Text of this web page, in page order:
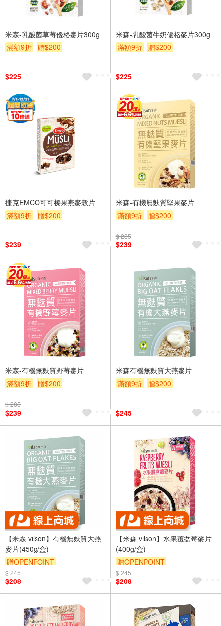
米森-乳酸菌草莓優格麥片300g
滿額9折
贈$200
$225
米森-乳酸菌牛奶優格麥片300g
滿額9折
贈$200
$225
捷克EMCO可可榛果燕麥穀片
滿額9折
贈$200
$239
米森-有機無麩質堅果麥片
滿額9折
贈$200
$ 285
$239
米森-有機無麩質野莓麥片
滿額9折
贈$200
$ 285
$239
米森有機無麩質大燕麥片
滿額9折
贈$200
$245
【米森 vilson】有機無麩質大燕
麥片(450g/盒)
贈OPENPOINT
$ 245
$208
【米森 vilson】水果覆盆莓麥片
(400g/盒)
贈OPENPOINT
$ 245
$208